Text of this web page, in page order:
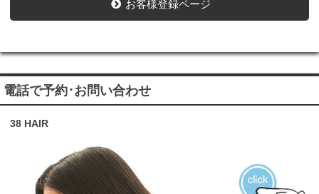
お客様登録ページ
電話で予約･お問い合わせ
38 HAIR